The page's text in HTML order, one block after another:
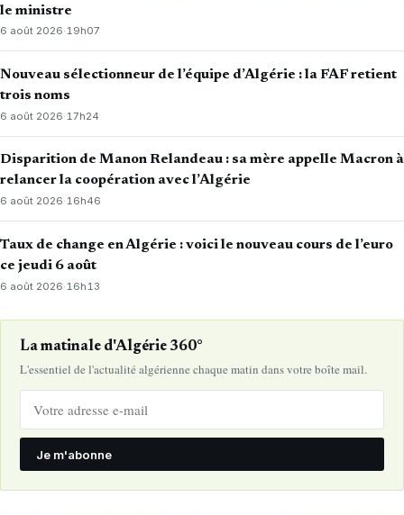
le ministre
6 août 2026·19h07
Nouveau sélectionneur de l’équipe d’Algérie : la FAF retient
trois noms
6 août 2026· 17h24
Disparition de Manon Relandeau : sa mère appelle Macron à
relancer la coopération avec l’Algérie
6 août 2026·16h46
Taux de change en Algérie : voici le nouveau cours de l’euro
ce jeudi 6 août
6 août 2026· 16h13
La matinale d'Algérie 360°
L'essentiel de l'actualité algérienne chaque matin dans votre boîte mail.
Je m'abonne